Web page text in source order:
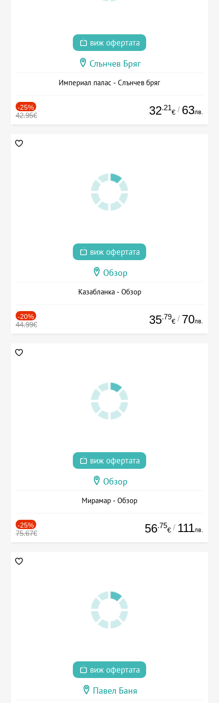
виж офертата
Слънчев Бряг
Империал палас - Слънчев бряг
-25%
42.95€ 32.21
€ / 63лв.
виж офертата
Обзор
Казабланка - Обзор
-20%
44.99€ 35.79
€ / 70лв.
виж офертата
Обзор
Мирамар - Обзор
-25%
75.67€ 56.75
€ / 111лв.
виж офертата
Павел Баня